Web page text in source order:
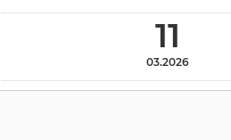
11
03.2026